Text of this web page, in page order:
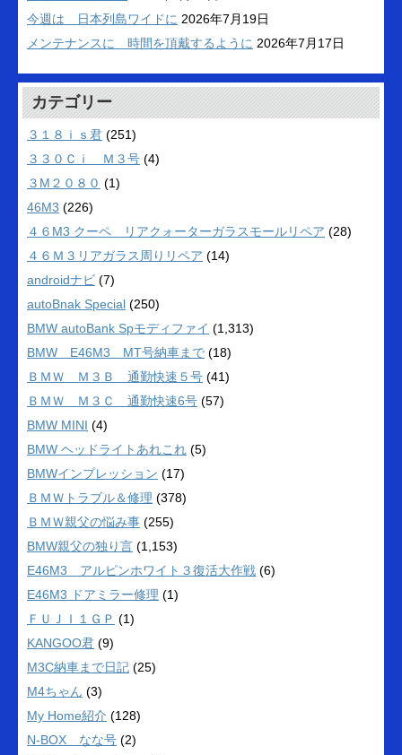
今週は 日本列島ワイドに 2026年7月19日
メンテナンスに 時間を頂戴するように 2026年7月17日
カテゴリー
３１８ｉｓ君 (251)
３３０Ｃｉ Ｍ３号 (4)
３M２０８０ (1)
46M3 (226)
４６M3 クーペ リアクォーターガラスモールリペア (28)
４６Ｍ３リアガラス周りリペア (14)
androidナビ (7)
autoBnak Special (250)
BMW autoBank Spモディファイ (1,313)
BMW E46M3 MT号納車まで (18)
ＢＭＷ Ｍ３Ｂ 通勤快速５号 (41)
ＢＭＷ Ｍ３Ｃ 通勤快速6号 (57)
BMW MINI (4)
BMW ヘッドライトあれこれ (5)
BMWインプレッション (17)
ＢＭＷトラブル＆修理 (378)
ＢＭＷ親父の悩み事 (255)
BMW親父の独り言 (1,153)
E46M3 アルピンホワイト３復活大作戦 (6)
E46M3 ドアミラー修理 (1)
ＦＵＪＩ１ＧＰ (1)
KANGOO君 (9)
M3C納車まで日記 (25)
M4ちゃん (3)
My Home紹介 (128)
N-BOX なな号 (2)